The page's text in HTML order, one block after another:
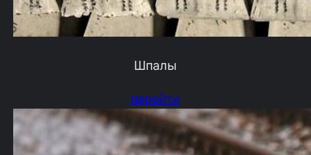
Шпалы
перейти